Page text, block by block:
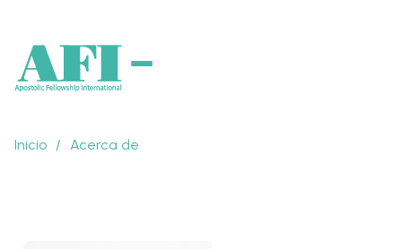
Inicio / Acerca de